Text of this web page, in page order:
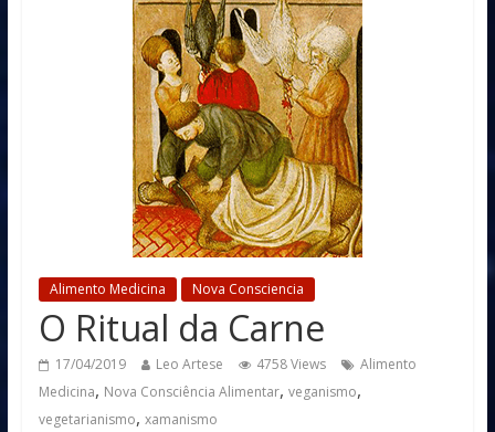
Alimento Medicina Nova Consciencia
O Ritual da Carne
17/04/2019 Leo Artese 4758 Views
Alimento
Medicina, Nova Consciência Alimentar, veganismo,
vegetarianismo, xamanismo